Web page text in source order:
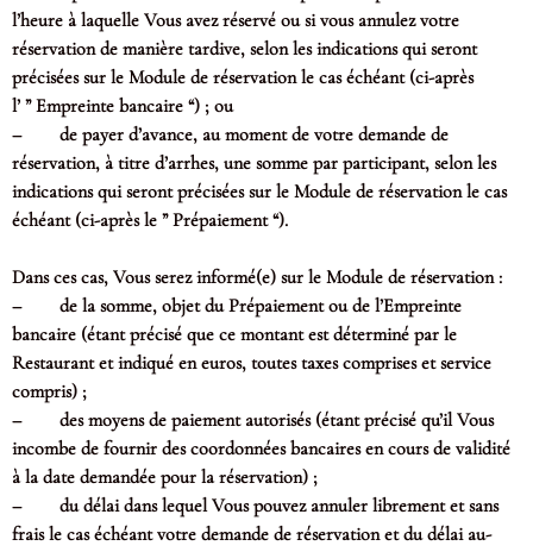
l’heure à laquelle Vous avez réservé ou si vous annulez votre
réservation de manière tardive, selon les indications qui seront
précisées sur le Module de réservation le cas échéant (ci-après
l’ ” Empreinte bancaire “) ; ou
– de payer d’avance, au moment de votre demande de
réservation, à titre d’arrhes, une somme par participant, selon les
indications qui seront précisées sur le Module de réservation le cas
échéant (ci-après le ” Prépaiement “).
Dans ces cas, Vous serez informé(e) sur le Module de réservation :
– de la somme, objet du Prépaiement ou de l’Empreinte
bancaire (étant précisé que ce montant est déterminé par le
Restaurant et indiqué en euros, toutes taxes comprises et service
compris) ;
– des moyens de paiement autorisés (étant précisé qu’il Vous
incombe de fournir des coordonnées bancaires en cours de validité
à la date demandée pour la réservation) ;
– du délai dans lequel Vous pouvez annuler librement et sans
frais le cas échéant votre demande de réservation et du délai au-